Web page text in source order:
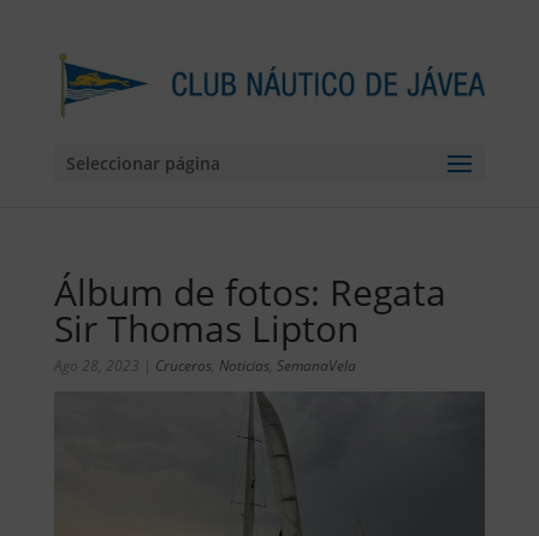
Seleccionar página
Álbum de fotos: Regata
Sir Thomas Lipton
Ago 28, 2023 | Cruceros, Noticias, SemanaVela